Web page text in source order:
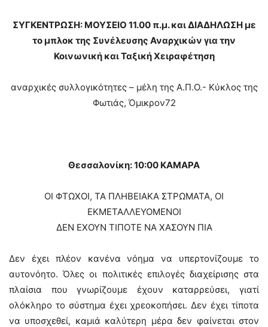
ΣΥΓΚΕΝΤΡΩΣΗ: ΜΟΥΣΕΙΟ 11.00 π.μ. και ΔΙΑΔΗΛΩΣΗ με
το μπλοκ της Συνέλευσης Αναρχικών για την
Κοινωνική και Ταξική Χειραφέτηση
αναρχικές συλλογικότητες – μέλη της Α.Π.Ο.- Κύκλος της
Φωτιάς, Όμικρον72
Θεσσαλονίκη: 10:00 ΚΑΜΑΡΑ
ΟΙ ΦΤΩΧΟΙ, ΤΑ ΠΛΗΒΕΙΑΚΑ ΣΤΡΩΜΑΤΑ, ΟΙ
ΕΚΜΕΤΑΛΛΕΥΟΜΕΝΟΙ
ΔΕΝ ΕΧΟΥΝ ΤΙΠΟΤΕ ΝΑ ΧΑΣΟΥΝ ΠΙΑ
Δεν έχει πλέον κανένα νόημα να υπερτονίζουμε το
αυτονόητο. Όλες οι πολιτικές επιλογές διαχείρισης στα
πλαίσια που γνωρίζουμε έχουν καταρρεύσει, γιατί
ολόκληρο το σύστημα έχει χρεοκοπήσει. Δεν έχει τίποτα
να υποσχεθεί, καμιά καλύτερη μέρα δεν φαίνεται στον